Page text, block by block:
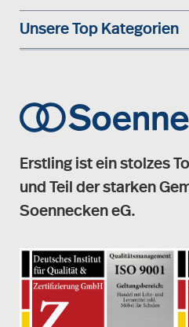
Unsere Top Kategorien
Erstling ist ein stolzes
und Teil der starken
Soennecken eG.